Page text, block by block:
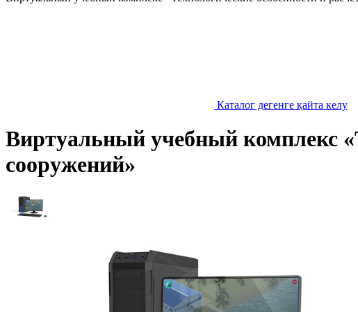
Каталог дегенге қайта келу
Виртуальный учебный комплекс
сооружений»